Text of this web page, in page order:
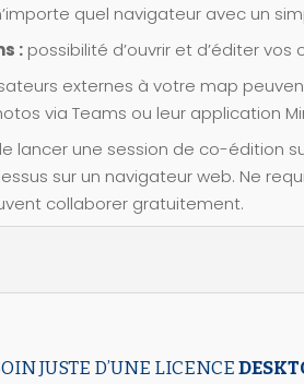
quel navigateur avec un
:possibilité d’ouvrir et d’éditer vos
externes à votre map
via Teams ou leur application
lancer une session de co-édition
sur un navigateur web. Ne
collaborer gratuitement.
JUSTE D’UNE LICENCE